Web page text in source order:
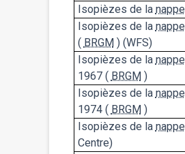
Isopièzes de la nappe
Isopièzes de la nappe
( BRGM ) (WFS)
Isopièzes de la nappe
1967 ( BRGM )
Isopièzes de la nappe
1974 ( BRGM )
Isopièzes de la nappe
Centre)